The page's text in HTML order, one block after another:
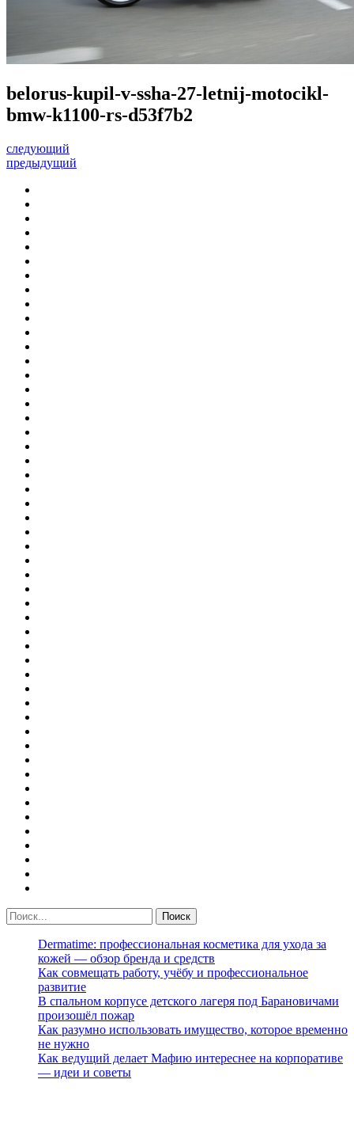
belorus-kupil-v-ssha-27-letnij-motocikl-
bmw-k1100-rs-d53f7b2
следующий
предыдущий
Dermatime: профессиональная косметика для ухода за
кожей — обзор бренда и средств
Как совмещать работу, учёбу и профессиональное
развитие
В спальном корпусе детского лагеря под Барановичами
произошёл пожар
Как разумно использовать имущество, которое временно
не нужно
Как ведущий делает Мафию интереснее на корпоративе
— идеи и советы